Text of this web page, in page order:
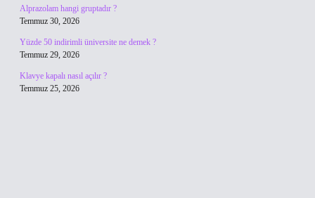
Alprazolam hangi gruptadır ?
Temmuz 30, 2026
Yüzde 50 indirimli üniversite ne demek ?
Temmuz 29, 2026
Klavye kapalı nasıl açılır ?
Temmuz 25, 2026